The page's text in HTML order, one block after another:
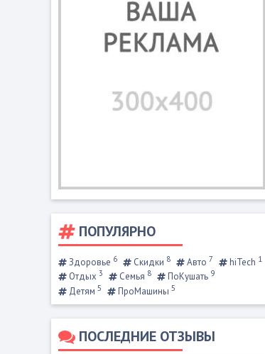
ПОПУЛЯРНО
Здоровье 6 Скидки 8 Авто 7 hiTech 1
Отдых 3 Семья 8 ПоКушать 9
Детям 5 ПроМашины 5
ПОСЛЕДНИЕ ОТЗЫВЫ